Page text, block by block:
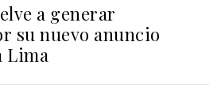
a generar
su nuevo anuncio
Lima